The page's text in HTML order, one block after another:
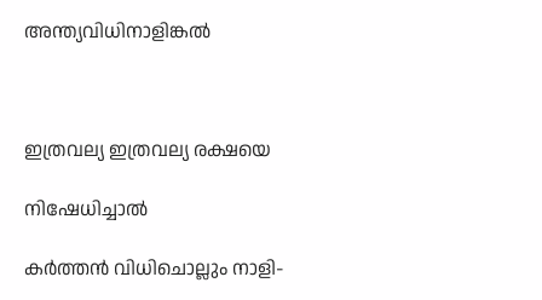
അന്ത്യവിധിനാളിങ്കൽ
ഇത്രവല്യ ഇത്രവല്യ രക്ഷയെ
നിഷേധിച്ചാൽ
കർത്തൻ വിധിചൊല്ലും നാളി-